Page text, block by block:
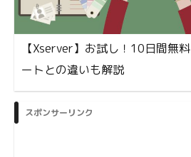
【Xserver】お試し！10日間無
ートとの違いも解説
スポンサーリンク